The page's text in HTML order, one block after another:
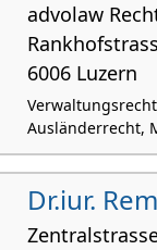
advolaw
6006 Luzern
Ausländerrecht,
Dr.iur.